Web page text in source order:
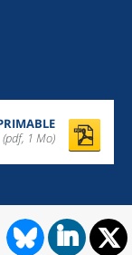
(pdf, 1 Mo)